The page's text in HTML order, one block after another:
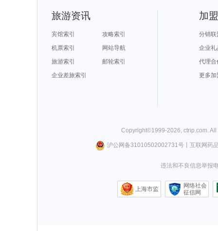
旅游资讯
宾馆索引
攻略索引
机票索引
网站导航
旅游索引
邮轮索引
企业差旅索引
加
分销联
企业礼
代理合
更多加
Copyright©1999-2026 ctrip.com .
沪公网备31010502002731号丨 互联网药
违法和不良信息举报
上海市监
网络社会
征信网